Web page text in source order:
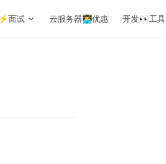
面试 云服务器👨‍💻‍优惠 开发👀工具